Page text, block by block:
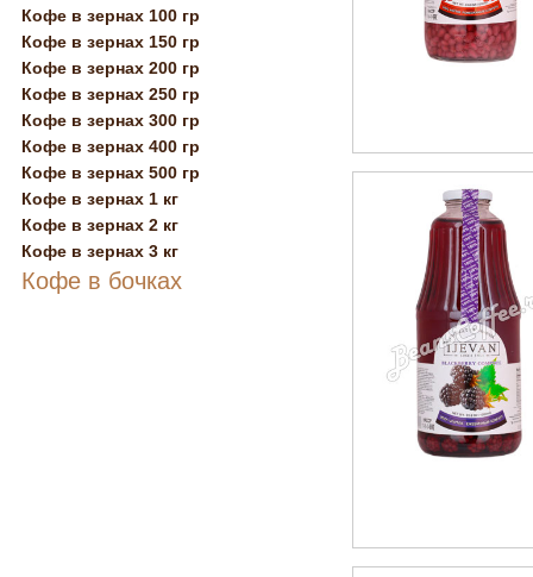
Кофе в зернах 100 гр
Кофе в зернах 150 гр
Кофе в зернах 200 гр
Кофе в зернах 250 гр
Кофе в зернах 300 гр
Кофе в зернах 400 гр
Кофе в зернах 500 гр
Кофе в зернах 1 кг
Кофе в зернах 2 кг
Кофе в зернах 3 кг
Кофе в бочках